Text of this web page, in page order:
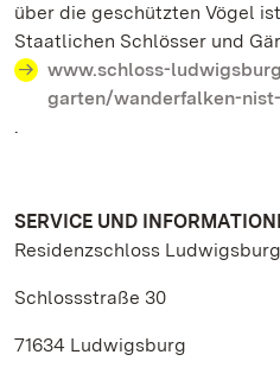
über die geschützten Vögel
Staatlichen Schlösser und
www.schloss-
garten/wanderfalken-
.
SERVICE UND
Residenzschloss Ludwigsburg
Schlossstraße 30
71634 Ludwigsburg